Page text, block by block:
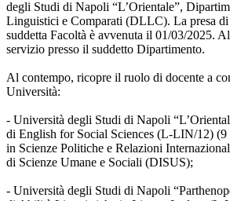
degli Studi di Napoli “L’Orientale”,
Linguistici e Comparati (DLLC). La presa di
suddetta Facoltà è avvenuta il 01/03/2025.
servizio presso il suddetto Dipartimento.
Al contempo, ricopre il ruolo di docente a
Università:
- Università degli Studi di Napoli
di English for Social Sciences (L-LIN/12) (9
in Scienze Politiche e Relazioni
di Scienze Umane e Sociali (DISUS);
- Università degli Studi di Napoli